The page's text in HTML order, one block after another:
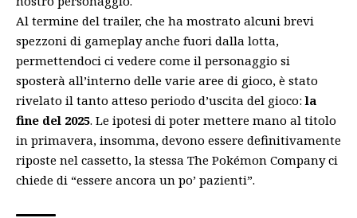
Al termine del trailer, che ha mostrato alcuni brevi
spezzoni di gameplay anche fuori dalla lotta,
permettendoci ci vedere come il personaggio si
sposterà all’interno delle varie aree di gioco, è stato
rivelato il tanto atteso periodo d’uscita del gioco:la
fine del 2025. Le ipotesi di poter mettere mano al titolo
in primavera, insomma, devono essere definitivamente
riposte nel cassetto, la stessa The Pokémon Company ci
chiede di “essere ancora un po’ pazienti”.